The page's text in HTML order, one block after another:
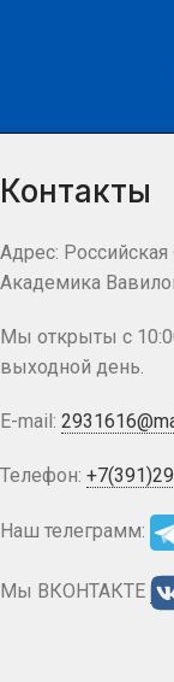
Контакты
Адрес:
Академика
Мы открыты с
выходной день.
E-mail:
Телефон:
Наш телеграмм:
Мы ВКОНТАКТЕ